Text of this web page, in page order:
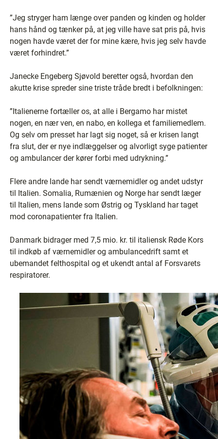
”Jeg stryger ham længe over panden og kinden og holder
hans hånd og tænker på, at jeg ville have sat pris på, hvis
nogen havde været der for mine kære, hvis jeg selv havde
været forhindret.”
Janecke Engeberg Sjøvold beretter også, hvordan den
akutte krise spreder sine triste tråde bredt i befolkningen:
”Italienerne fortæller os, at alle i Bergamo har mistet
nogen, en nær ven, en nabo, en kollega et familiemedlem.
Og selv om presset har lagt sig noget, så er krisen langt
fra slut, der er nye indlæggelser og alvorligt syge patienter
og ambulancer der kører forbi med udrykning.”
Flere andre lande har sendt værnemidler og andet udstyr
til Italien. Somalia, Rumænien og Norge har sendt læger
til Italien, mens lande som Østrig og Tyskland har taget
mod coronapatienter fra Italien.
Danmark bidrager med 7,5 mio. kr. til italiensk Røde Kors
til indkøb af værnemidler og ambulancedrift samt et
ubemandet felthospital og et ukendt antal af Forsvarets
respiratorer.